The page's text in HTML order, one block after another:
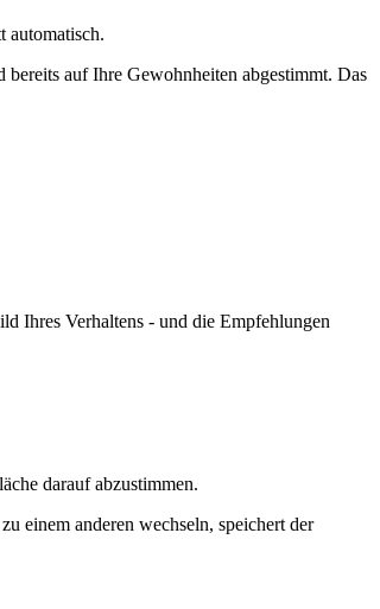
automatisch.
bereits auf Ihre Gewohnheiten abgestimmt. Das
Ihres Verhaltens - und die Empfehlungen
darauf abzustimmen.
einem anderen wechseln, speichert der